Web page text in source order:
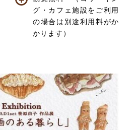
グ・カフェ施設をご利用
の場合は別途利用料がか
かります）